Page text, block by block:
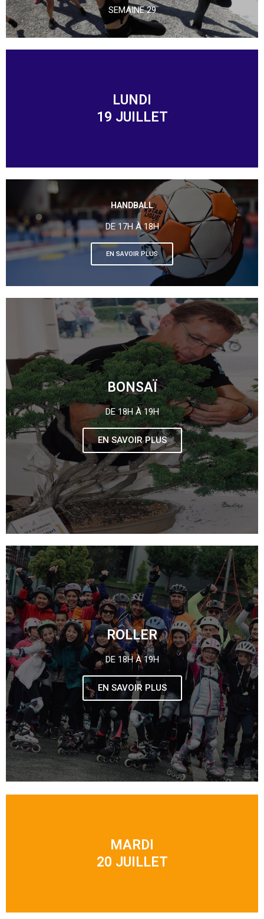
SEMAINE 29
LUNDI
19 JUILLET
HANDBALL
DE 17H À 18H
EN SAVOIR PLUS
BONSAÏ
DE 18H À 19H
EN SAVOIR PLUS
ROLLER
DE 18H À 19H
EN SAVOIR PLUS
MARDI
20 JUILLET